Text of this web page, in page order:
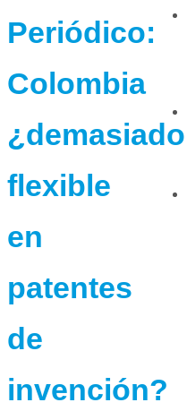
Periódico:
Colombia
¿demasiado
flexible
en
patentes
de
invención?